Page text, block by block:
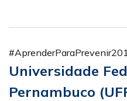
Universidade
Pernambuco